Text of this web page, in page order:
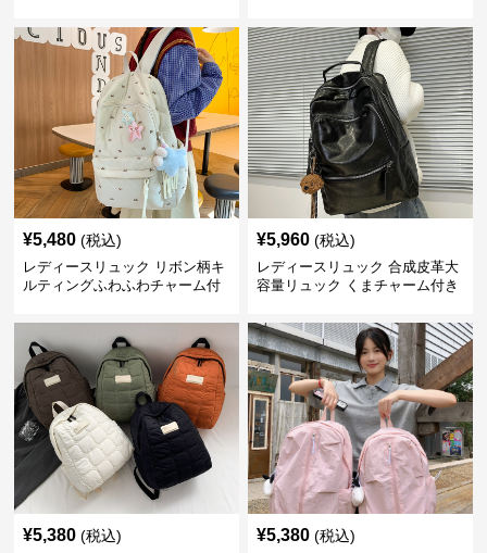
¥5,480 (税込)
レディースリュック リボン柄キ
ルティングふわふわチャーム付
¥5,960 (税込)
レディースリュック 合成皮革大
容量リュック くまチャーム付き
¥5,380 (税込) ¥5,380 (税込)